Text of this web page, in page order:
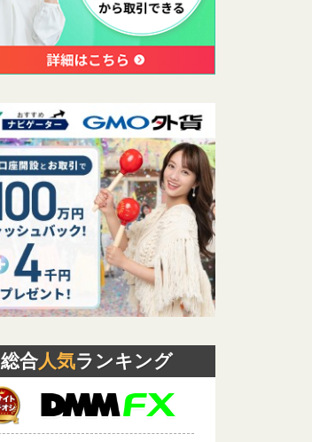
総合人気ランキング